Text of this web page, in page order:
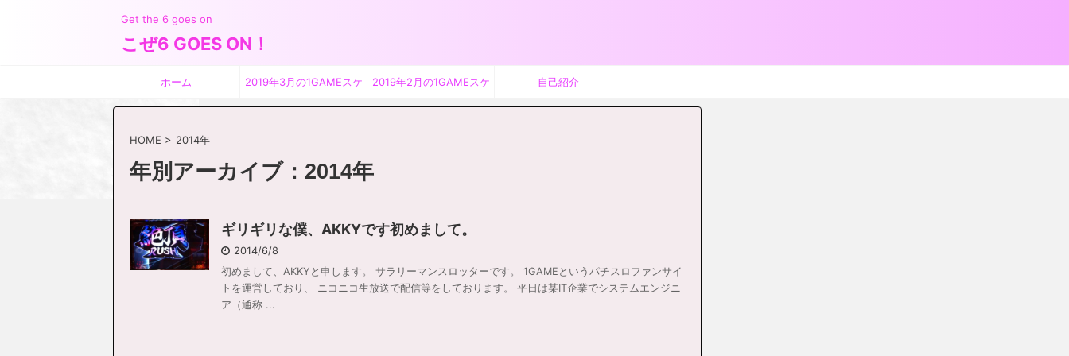
Get the 6 goes on
こぜ6 GOES ON！
ホーム 2019年3月の1GAMEスケ 2019年2月の1GAMEスケ 自己紹介
HOME > 2014年
年別アーカイブ：2014年
ギリギリな僕、AKKYです初めまして。
2014/6/8
初めまして、AKKYと申します。 サラリーマンスロッターです。 1GAMEというパチスロファンサイ
トを運営しており、 ニコニコ生放送で配信等をしております。 平日は某IT企業でシステムエンジニ
ア（通称 ...